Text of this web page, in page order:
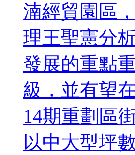
湳經貿園區
理王聖憲分
發展的重點
級，並有望
14期重劃區
以中大型坪